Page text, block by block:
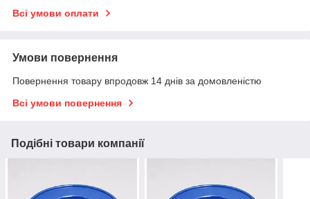
Всі умови оплати
Умови повернення
Повернення товару впродовж 14 днів за домовленістю
Всі умови повернення
Подібні товари компанії